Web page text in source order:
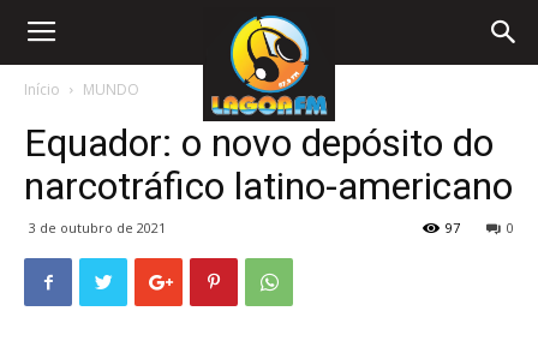
Início MUNDO
Equador: o novo depósito do
narcotráfico latino-americano
3 de outubro de 2021 0
97